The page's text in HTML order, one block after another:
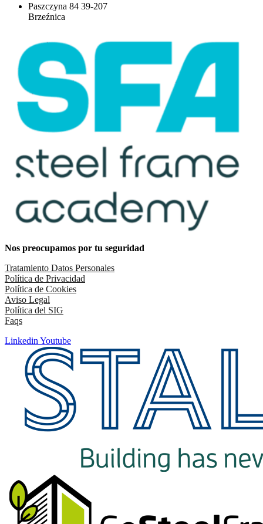
Paszczyna 84 39-207
Brzeźnica
Nos preocupamos por tu seguridad
Tratamiento Datos Personales
Política de Privacidad
Política de Cookies
Aviso Legal
Política del SIG
Faqs
Linkedin Youtube